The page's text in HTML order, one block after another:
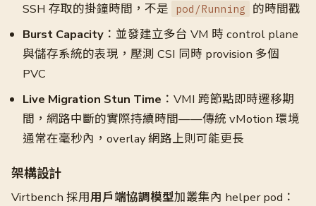
SSH 存取的掛鐘時間，不是
pod/Running
的時間戳
Burst Capacity ：並發建立多台 VM 時 control plane
與儲存系統的表現，壓測 CSI 同時 provision 多個
PVC
Live Migration Stun Time ：VMI 跨節點即時遷移期
間，網路中斷的實際持續時間——傳統 vMotion 環境
通常在毫秒內，overlay 網路上則可能更長
架構設計
Virtbench 採用用戶端協調模型加叢集內 helper pod：